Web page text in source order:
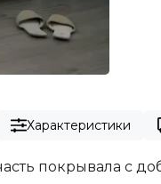
Характеристики
покрывала с